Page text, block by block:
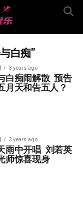
白痴"
3 years ago
白痴闹解散  预告
月天和告五人？
3 years ago
雨中开唱  刘若英
师惊喜现身